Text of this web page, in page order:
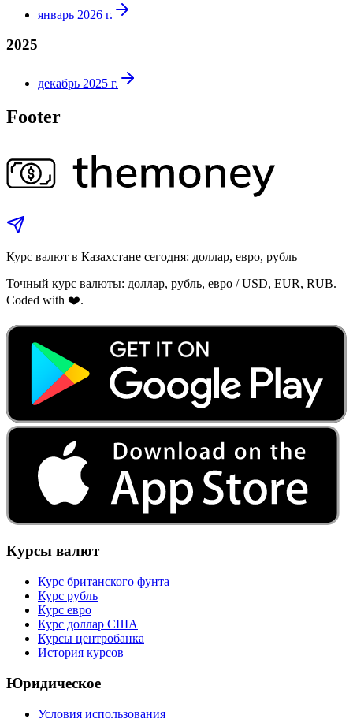
январь 2026 г.
2025
декабрь 2025 г.
Footer
Курс валют в Казахстане сегодня: доллар, евро, рубль
Точный курс валюты: доллар, рубль, евро / USD, EUR, RUB.
Coded with ❤️.
Курсы валют
Курс британского фунта
Курс рубль
Курс евро
Курс доллар США
Курсы центробанка
История курсов
Юридическое
Условия использования